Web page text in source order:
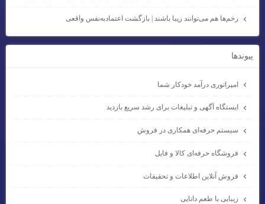
زخم‌ها هم می‌توانند زیبا باشند | بازگشت اعتمادبه‌نفس واقعی
پيوندها
امپراتوری درآمد خودکار شما
ایستگاه آگهی و تبلیغات برای رشد سریع بازدید
سیستم حرفه‌ای همکاری در فروش
فروشگاه حرفه‌ای کالا و فایل
فروش آنلاین اطلاعات و تحقیقات
زیبایی با طعم دانایی